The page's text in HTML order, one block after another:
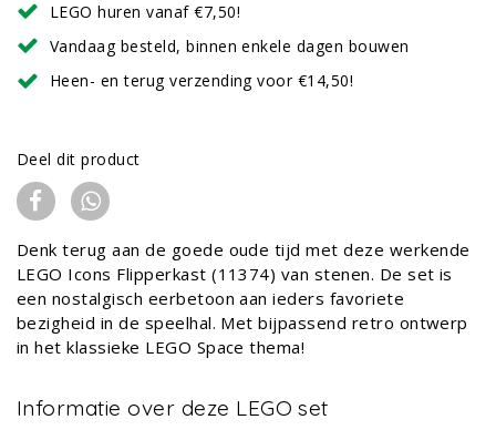
LEGO huren vanaf €7,50!
Vandaag besteld, binnen enkele dagen bouwen
Heen- en terug verzending voor €14,50!
Deel dit product
Denk terug aan de goede oude tijd met deze werkende
LEGO Icons Flipperkast (11374) van stenen. De set is
een nostalgisch eerbetoon aan ieders favoriete
bezigheid in de speelhal. Met bijpassend retro ontwerp
in het klassieke LEGO Space thema!
Informatie over deze LEGO set